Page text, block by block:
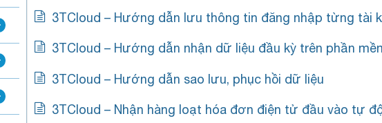
3TCloud – Hướng dẫn lưu thông tin đăng nhập từng tài
3TCloud – Hướng dẫn nhận dữ liệu đầu kỳ trên phần
3TCloud – Hướng dẫn sao lưu, phục hồi dữ liệu
3TCloud – Nhận hàng loạt hóa đơn điện tử đầu vào tự